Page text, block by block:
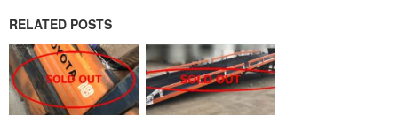
RELATED POSTS